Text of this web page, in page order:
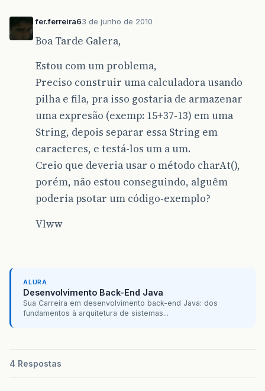
fer.ferreira63 de junho de 2010
Boa Tarde Galera,
Estou com um problema,
Preciso construir uma calculadora usando
pilha e fila, pra isso gostaria de armazenar
uma expresão (exemp: 15+37-13) em uma
String, depois separar essa String em
caracteres, e testá-los um a um.
Creio que deveria usar o método charAt(),
porém, não estou conseguindo, alguêm
poderia psotar um código-exemplo?
Vlww
ALURA
Desenvolvimento Back-End Java
Sua Carreira em desenvolvimento back-end Java: dos
fundamentos à arquitetura de sistemas...
4 Respostas